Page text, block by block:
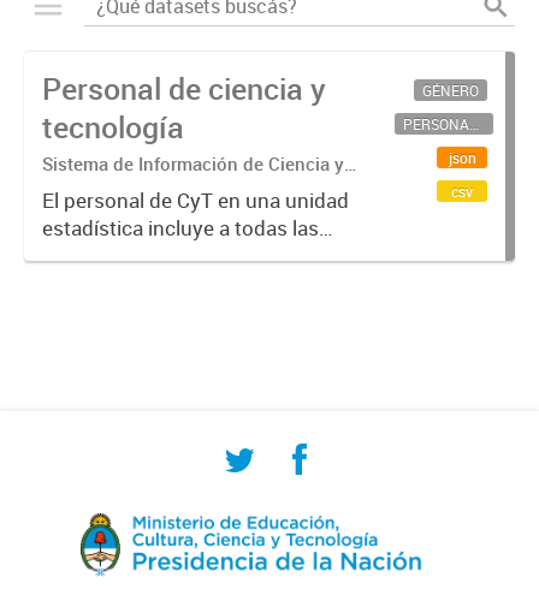
Personal de ciencia y
tecnología
Sistema de Información de Ciencia y
Tecnología Argentino (SICYTAR)
El personal de CyT en una unidad
estadística incluye a todas las
personas involucradas
GÉNERO
PERSONAL CIENTÍFICO-TECNOLÓGICO
json
csv